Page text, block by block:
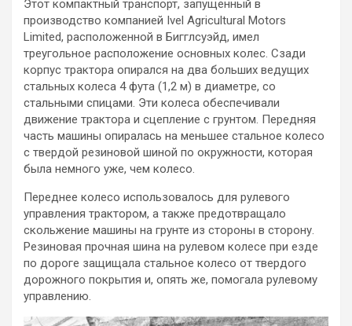
Этот компактный транспорт, запущенный в
производство компанией Ivel Agricultural Motors
Limited, расположенной в Бигглсуэйд, имел
треугольное расположение основных колес. Сзади
корпус трактора опирался на два больших ведущих
стальных колеса 4 фута (1,2 м) в диаметре, со
стальными спицами. Эти колеса обеспечивали
движение трактора и сцепление с грунтом. Передняя
часть машины опиралась на меньшее стальное колесо
с твердой резиновой шиной по окружности, которая
была немного уже, чем колесо.
Переднее колесо использовалось для рулевого
управления трактором, а также предотвращало
скольжение машины на грунте из стороны в сторону.
Резиновая прочная шина на рулевом колесе при езде
по дороге защищала стальное колесо от твердого
дорожного покрытия и, опять же, помогала рулевому
управлению.